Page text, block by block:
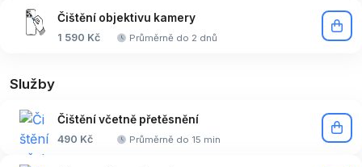
Čištění objektivu kamery
1 590 Kč Průměrně do 2 dnů
Služby
Čištění včetně přetěsnění
490 Kč Průměrně do 15 min